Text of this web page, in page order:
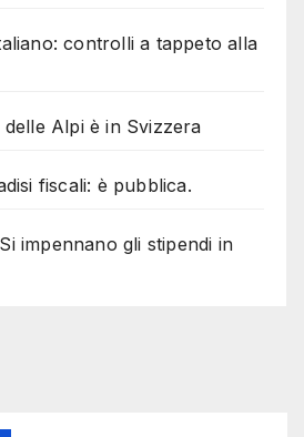
controlli a tappeto alla
Alpi è in Svizzera
fiscali: è pubblica.
impennano gli stipendi in